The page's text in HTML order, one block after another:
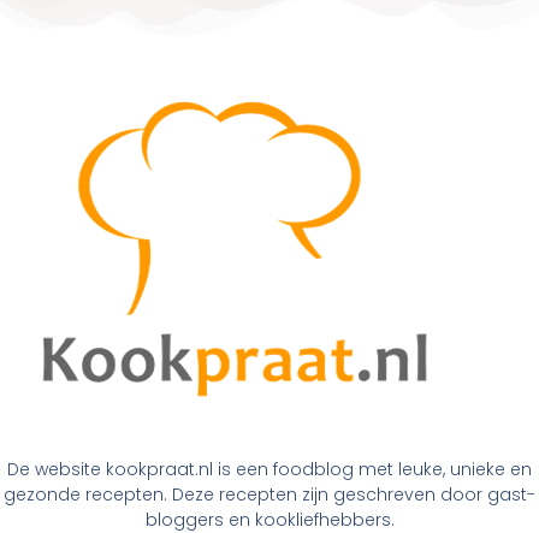
De website kookpraat.nl is een foodblog met leuke, unieke en
gezonde recepten. Deze recepten zijn geschreven door gast-
bloggers en kookliefhebbers.